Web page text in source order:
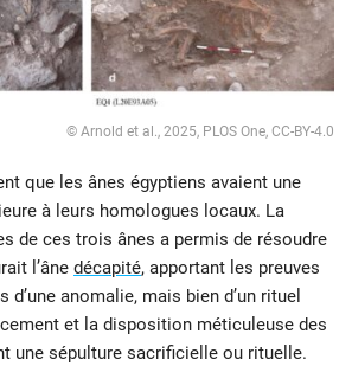
© Arnold et al., 2025, PLOS One, CC-BY-4.0
que les ânes égyptiens avaient une
à leurs homologues locaux. La
de ces trois ânes a permis de résoudre
l’âne décapité, apportant les preuves
d’une anomalie, mais bien d’un rituel
et la disposition méticuleuse des
une sépulture sacrificielle ou rituelle.